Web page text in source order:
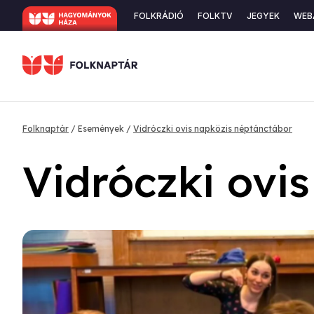
Ugrás
a
Secondary
FOLKRÁDIÓ FOLKTV JEGYEK
Morzsa
Folknaptár Események Vidróczki ovis napközis néptánctábor
Vidróczki